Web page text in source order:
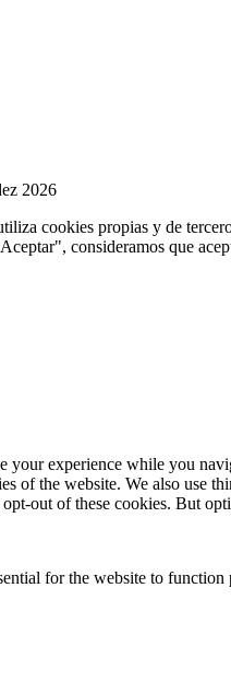
2026
cookies propias y de
consideramos que
your experience while you
of the website. We also use
out of these cookies. But
for the website to